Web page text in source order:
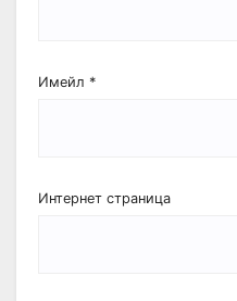
Имейл *
Интернет страница